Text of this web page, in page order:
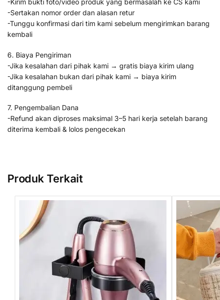
-Kirim bukti foto/video produk yang bermasalah ke CS kami
-Sertakan nomor order dan alasan retur
-Tunggu konfirmasi dari tim kami sebelum mengirimkan barang
kembali
6. Biaya Pengiriman
-Jika kesalahan dari pihak kami → gratis biaya kirim ulang
-Jika kesalahan bukan dari pihak kami → biaya kirim
ditanggung pembeli
7. Pengembalian Dana
-Refund akan diproses maksimal 3–5 hari kerja setelah barang
diterima kembali & lolos pengecekan
Produk Terkait